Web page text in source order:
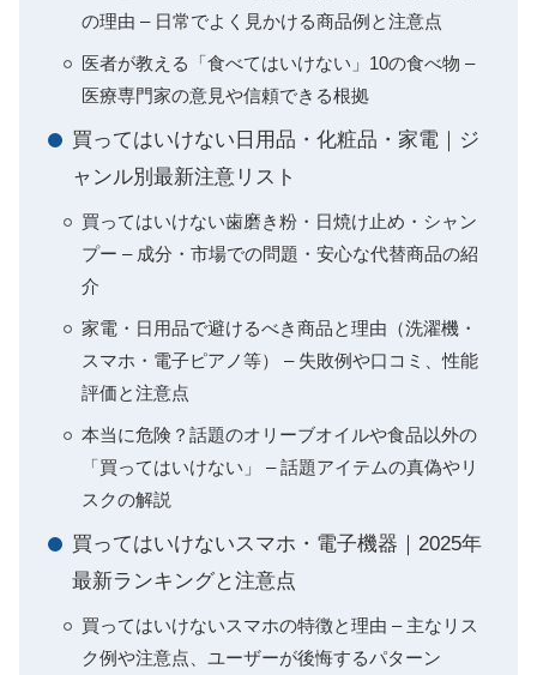
の理由 – 日常でよく見かける商品例と注意点
医者が教える「食べてはいけない」10の食べ物 –
医療専門家の意見や信頼できる根拠
買ってはいけない日用品・化粧品・家電｜ジ
ャンル別最新注意リスト
買ってはいけない歯磨き粉・日焼け止め・シャン
プー – 成分・市場での問題・安心な代替商品の紹
介
家電・日用品で避けるべき商品と理由（洗濯機・
スマホ・電子ピアノ等） – 失敗例や口コミ、性能
評価と注意点
本当に危険？話題のオリーブオイルや食品以外の
「買ってはいけない」 – 話題アイテムの真偽やリ
スクの解説
買ってはいけないスマホ・電子機器｜2025年
最新ランキングと注意点
買ってはいけないスマホの特徴と理由 – 主なリス
ク例や注意点、ユーザーが後悔するパターン